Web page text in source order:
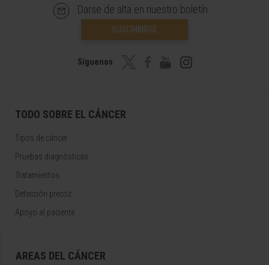
Darse de alta en nuestro boletín
SUSCRIBIRSE
Síguenos
TODO SOBRE EL CÁNCER
Tipos de cáncer
Pruebas diagnósticas
Tratamientos
Detección precoz
Apoyo al paciente
AREAS DEL CÁNCER